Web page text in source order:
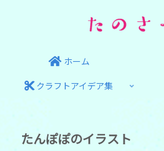
ホーム
クラフトアイデア集
たんぽぽのイラスト